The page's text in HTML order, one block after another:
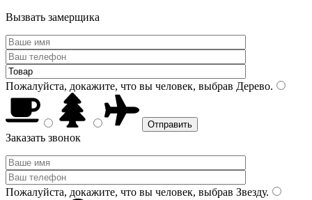
Вызвать замерщика
Пожалуйста, докажите, что вы человек, выбрав Дерево.
Заказать звонок
Пожалуйста, докажите, что вы человек, выбрав Звезду.